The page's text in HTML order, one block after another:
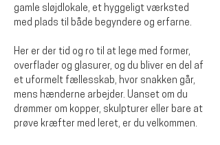
gamle sløjdlokale, et hyggeligt værksted
med plads til både begyndere og erfarne.
Her er der tid og ro til at lege med former,
overflader og glasurer, og du bliver en del af
et uformelt fællesskab, hvor snakken går,
mens hænderne arbejder. Uanset om du
drømmer om kopper, skulpturer eller bare at
prøve kræfter med leret, er du velkommen.